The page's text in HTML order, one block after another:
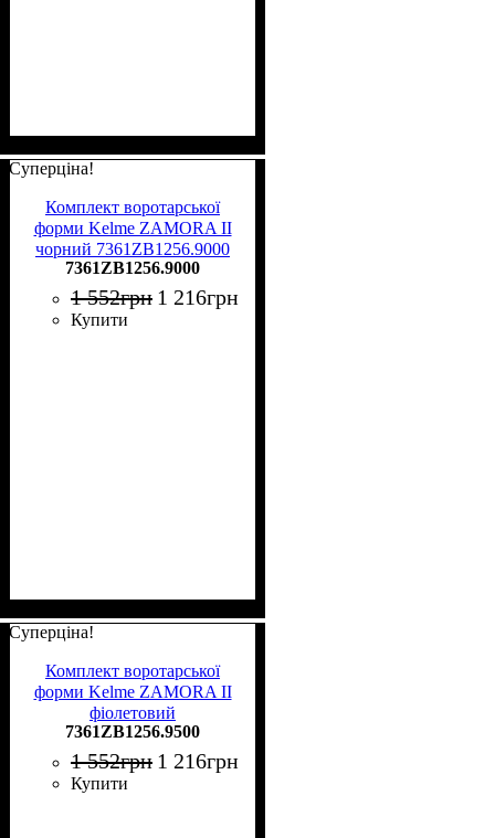
Суперціна!
Комплект воротарської
форми Kelme ZAMORA II
чорний 7361ZB1256.9000
7361ZB1256.9000
1 552грн 1 216грн
Купити
Суперціна!
Комплект воротарської
форми Kelme ZAMORA II
фіолетовий
7361ZB1256.9500
7361ZB1256.9500
1 552грн 1 216грн
Купити